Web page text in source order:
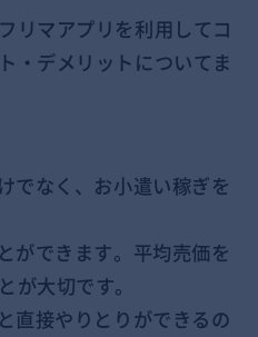
リマアプリを利用してコ
・デメリットについてま
でなく、お小遣い稼ぎを
ができます。平均売価を
が大切です。
直接やりとりができるの